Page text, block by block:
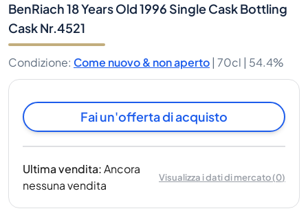
BenRiach 18 Years Old 1996 Single Cask Bottling
Cask Nr.4521
Condizione: Come nuovo & non aperto | 70cl | 54.4%
Fai un'offerta di acquisto
Ultima vendita:Ancora
nessuna vendita
Visualizza i dati di mercato(0)